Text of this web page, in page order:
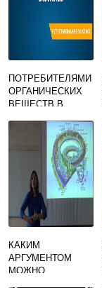
ПОТРЕБИТЕЛЯМИ
ОРГАНИЧЕСКИХ
ВЕЩЕСТВ В
ЯВЛЯЮТСЯ
КАКИМ
АРГУМЕНТОМ
МОЖНО